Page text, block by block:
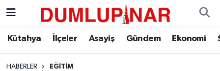
Kütahya İlçeler Asayiş Gündem Ekonomi
HABERLER EĞITIM
Asayiş
Diğer
Kütahya Hava Durumu
Kütahya Trafik Yoğunluk Haritası